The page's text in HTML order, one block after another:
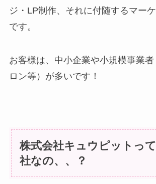
ジ・LP制作、それに付随するマー
です。
お客様は、中小企業や小規模事業
ロン等）が多いです！
株式会社キュウピットっ
社なの、、？